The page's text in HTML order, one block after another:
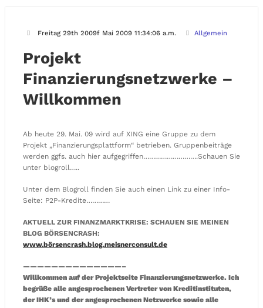
Freitag 29th 2009f Mai 2009 11:34:06 a.m. Allgemein
Projekt
Finanzierungsnetzwerke –
Willkommen
Ab heute 29. Mai. 09 wird auf XING eine Gruppe zu dem
Projekt „Finanzierungsplattform“ betrieben. Gruppenbeiträge
werden ggfs. auch hier aufgegriffen……………………….Schauen Sie
unter blogroll…..
Unter dem Blogroll finden Sie auch einen Link zu einer Info-
Seite: P2P-Kredite…………
AKTUELL ZUR FINANZMARKTKRISE: SCHAUEN SIE MEINEN
BLOG BÖRSENCRASH:
www.börsencrash.blog.meisnerconsult.de
——————————————–
Willkommen auf der Projektseite Finanzierungsnetzwerke. Ich
begrüße alle angesprochenen Vertreter von Kreditinstituten,
der IHK’s und der angesprochenen Netzwerke sowie alle